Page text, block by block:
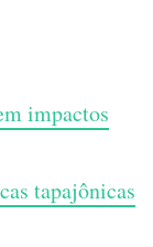
impactos
tapajônicas